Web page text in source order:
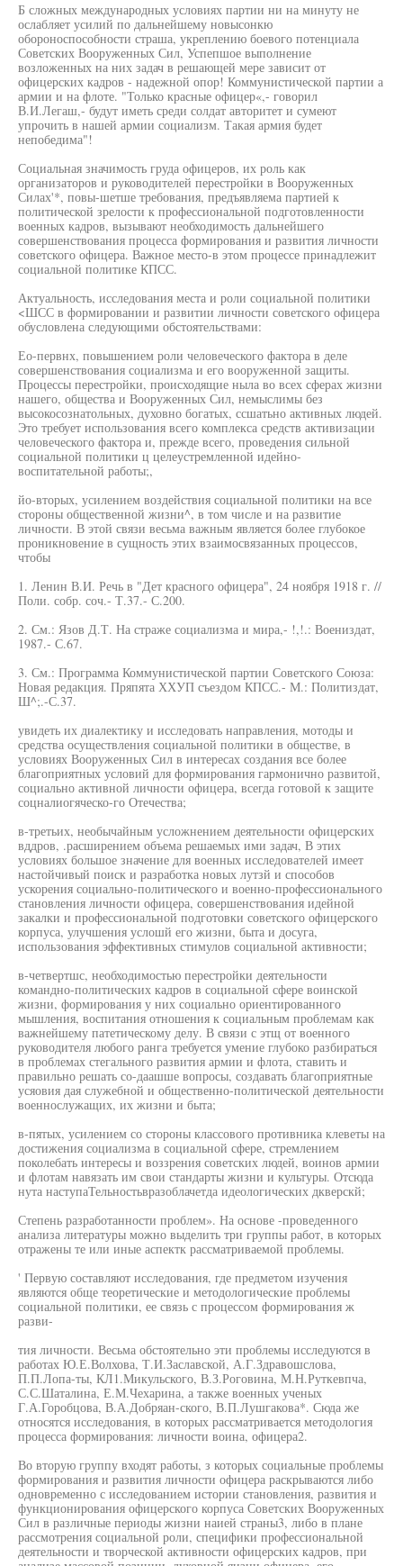
Б сложных международных условиях партии ни на минуту не
ослабляет усилий по дальнейшему новысонкю
обороноспособности страша, укреплению боевого потенциала
Советских Вооруженных Сил, Успепшое выполнение
возложенных на них задач в решающей мере зависит от
офицерских кадров - надежной опор! Коммунистической партии а
армии и на флоте. "Только красные офицер«,- говорил
В.И.Легаш,- будут иметь среди солдат авторитет и сумеют
упрочить в нашей армии социализм. Такая армия будет
непобедима"!
Социальная значимость груда офицеров, их роль как
организаторов и руководителей перестройки в Вооруженных
Силах'*, повы-шетше требования, предъявляема партией к
политической зрелости к профессиональной подготовленности
военных кадров, вызывают необходимость дальнейшего
совершенствования процесса формирования и развития личности
советского офицера. Важное место-в этом процессе принадлежит
социальной политике КПСС.
Актуальность, исследования места и роли социальной политики
<ШСС в формировании и развитии личности советского офицера
обусловлена следующими обстоятельствами:
Ео-первнх, повышением роли человеческого фактора в деле
совершенствования социализма и его вооруженной защиты.
Процессы перестройки, происходящие ныла во всех сферах жизни
нашего, общества и Вооруженных Сил, немыслимы без
высокосознатольных, духовно богатых, ссшатьно активных людей.
Это требует использования всего комплекса средств активизации
человеческого фактора и, прежде всего, проведения сильной
социальной политики ц целеустремленной идейно-
воспитательной работы;,
йо-вторых, усилением воздействия социальной политики на все
стороны общественной жизни^, в том числе и на развитие
личности. В этой связи весьма важным является более глубокое
проникновение в сущность этих взаимосвязанных процессов,
чтобы
1. Ленин В.И. Речь в "Дет красного офицера", 24 ноября 1918 г. //
Поли. собр. соч.- Т.37.- С.200.
2. См.: Язов Д.Т. На страже социализма и мира,- !,!.: Воениздат,
1987.- С.67.
3. См.: Программа Коммунистической партии Советского Союза:
Новая редакция. Пряпята ХХУП съездом КПСС.- М.: Политиздат,
Ш^;.-С.37.
увидеть их диалектику и исследовать направления, мотоды и
средства осуществления социальной политики в обществе, в
условиях Вооруженных Сил в интересах создания все более
благоприятных условий для формирования гармонично развитой,
социально активной личности офицера, всегда готовой к защите
соцналиогяческо-го Отечества;
в-третьих, необычайным усложнением деятельности офицерских
вддров, .расширением объема решаемых ими задач, В этих
условиях большое значение для военных исследователей имеет
настойчивый поиск и разработка новых лутзй и способов
ускорения социально-политического и военно-профессионального
становления личности офицера, совершенствования идейной
закалки и профессиональной подготовки советского офицерского
корпуса, улучшения услошй его жизни, быта и досуга,
использования эффективных стимулов социальной активности;
в-четвертшс, необходимостью перестройки деятельности
командно-политических кадров в социальной сфере воинской
жизни, формирования у них социально ориентированного
мышления, воспитания отношения к социальным проблемам как
важнейшему патетическому делу. В связи с этщ от военного
руководителя любого ранга требуется умение глубоко разбираться
в проблемах стегального развития армии и флота, ставить и
правильно решать со-даашше вопросы, создавать благоприятные
усяовия дая служебной и общественно-политической деятельности
военнослужащих, их жизни и быта;
в-пятых, усилением со стороны классового противника клеветы на
достижения социализма в социальной сфере, стремлением
поколебать интересы и воззрения советских людей, воинов армии
и флотам навязать им свои стандарты жизни и культуры. Отсюда
нута наступаТельностьвразоблачетда идеологических дкверскй;
Степень разработанности проблем». На основе -проведенного
анализа литературы можно выделить три группы работ, в которых
отражены те или иные аспектк рассматриваемой проблемы.
' Первую составляют исследования, где предметом изучения
являются обще теоретические и методологические проблемы
социальной политики, ее связь с процессом формирования ж
разви-
тия личности. Весьма обстоятельно эти проблемы исследуются в
работах Ю.Е.Волхова, Т.И.Заславской, А.Г.Здравошслова,
П.П.Лопа-ты, КЛ1.Микульского, В.З.Роговина, М.Н.Руткевпча,
С.С.Шаталина, Е.М.Чехарина, а также военных ученых
Г.А.Горобцова, В.А.Добряан-ского, В.П.Лушгакова*. Сюда же
относятся исследования, в которых рассматривается методология
процесса формирования: личности воина, офицера2.
Во вторую группу входят работы, з которых социальные проблемы
формирования и развития личности офицера раскрываются либо
одновременно с исследованием истории становления, развития и
функционирования офицерского корпуса Советских Вооруженных
Сил в различные периоды жизни наией страны3, либо в плане
рассмотрения социальной роли, специфики профессиональной
деятельности и творческой активности офицерских кадров, при